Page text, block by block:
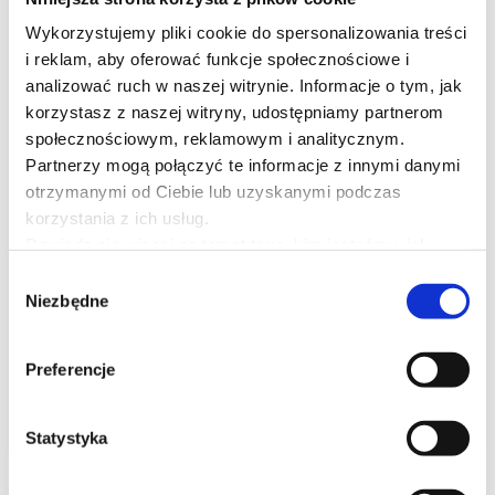
Wykorzystujemy pliki cookie do spersonalizowania treści
i reklam, aby oferować funkcje społecznościowe i
analizować ruch w naszej witrynie. Informacje o tym, jak
korzystasz z naszej witryny, udostępniamy partnerom
społecznościowym, reklamowym i analitycznym.
Partnerzy mogą połączyć te informacje z innymi danymi
otrzymanymi od Ciebie lub uzyskanymi podczas
korzystania z ich usług.
przetwarzamy dane osobowe w ramach
zgody
Niezbędne
Preferencje
Statystyka
dr n. med.
Lidia Jamróz-Wilkońska
26.02.2027 r. - 28.02.2027 r.
Warszawa